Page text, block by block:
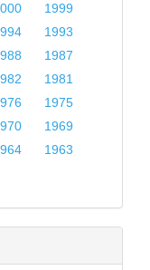
1999
1993
1987
1981
1975
1969
1963